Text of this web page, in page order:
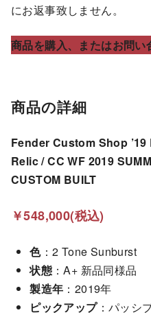
にお返事致しません。
商品を購入、またはお問い
商品の詳細
Fender Custom Shop
Relic / CC WF 2019
CUSTOM BUILT
￥548,000(税込)
色：2 Tone Sunburst
状態 ：A+ 新品同様品
製造年 ：2019年
ピックアップ：パッシ